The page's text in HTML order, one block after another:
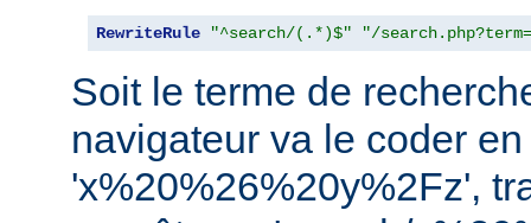
RewriteRule "^search/(.*)$" "/
Soit le terme de
navigateur va le coder en
'x%20%26%20y%2Fz',